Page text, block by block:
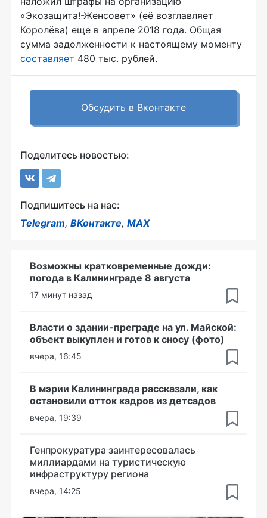
«Экозащита!-Женсовет» (её возглавляет
Королёва) еще в апреле 2018 года. Общая
сумма задолженности к настоящему моменту
составляет 480 тыс. рублей.
Обсудить в Вконтакте
Поделитесь новостью:
Подпишитесь на нас:
Telegram, ВКонтакте, MAX
Возможны кратковременные дожди:
погода в Калининграде 8 августа
17 минут назад
Власти о здании-преграде на ул. Майской:
объект выкуплен и готов к сносу (фото)
вчера, 16:45
В мэрии Калининграда рассказали, как
остановили отток кадров из детсадов
вчера, 19:39
Генпрокуратура заинтересовалась
миллиардами на туристическую
инфраструктуру региона
вчера, 14:25